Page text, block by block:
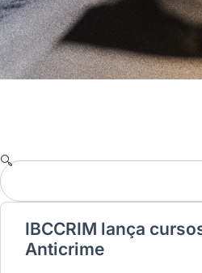
IBCCRIM lança
Anticrime